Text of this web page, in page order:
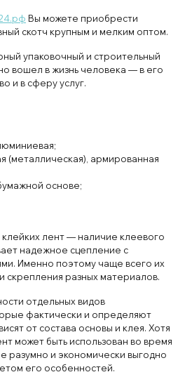
Вы можете приобрести
скотч крупным и мелким оптом.
упаковочный и строительный
вошел в жизнь человека — в его
и в сферу услуг.
(металлическая), армированная
основе;
лент — наличие клеевого
надежное сцепление с
Именно поэтому чаще всего их
скрепления разных материалов.
отдельных видов
фактически и определяют
от состава основы и клея. Хотя
может быть использован во время
разумно и экономически выгодно
его особенностей.